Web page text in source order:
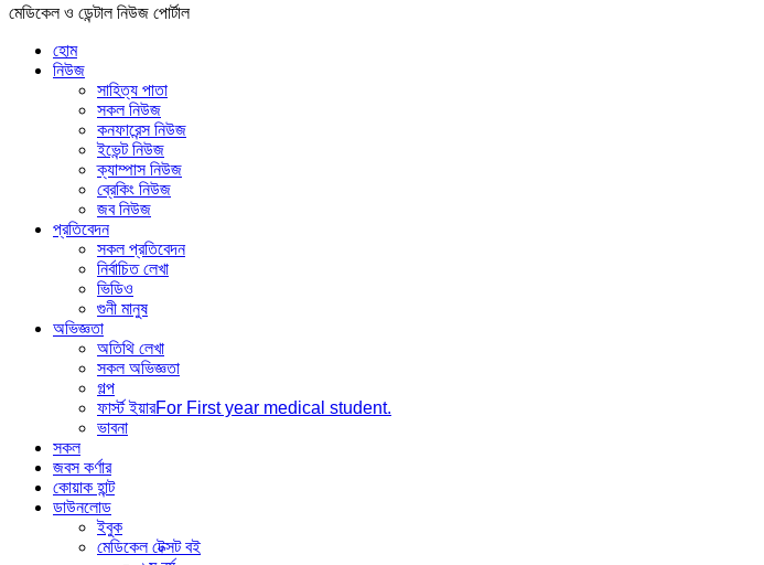
মেডিকেল ও ডেন্টাল নিউজ পোর্টাল
হোম
নিউজ
সাহিত্য পাতা
সকল নিউজ
কনফারেন্স নিউজ
ইভেন্ট নিউজ
ক্যাম্পাস নিউজ
ব্রেকিং নিউজ
জব নিউজ
প্রতিবেদন
সকল প্রতিবেদন
নির্বাচিত লেখা
ভিডিও
গুনী মানুষ
অভিজ্ঞতা
অতিথি লেখা
সকল অভিজ্ঞতা
গল্প
ফার্স্ট ইয়ারFor First year medical student.
ভাবনা
সকল
জবস কর্ণার
কোয়াক হান্ট
ডাউনলোড
ইবুক
মেডিকেল টেক্সট বই